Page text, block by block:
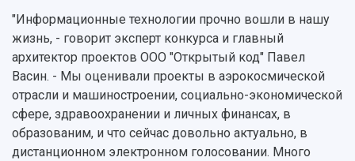
Фирменный стиль
Устойчивое развитие
Кампус
3D-тур по университету
Музеи
Учебный аэродром
Видеолекции
Противодействие COVID-19
Отчеты о научно-исследовательской
деятельности
Журналы Самарского университета
Научные конференции
Патенты
Публикации и издания
Отчеты о проведенных конференциях
"Информационные технологии прочно вошли в нашу
жизнь, - говорит эксперт конкурса и главный
архитектор проектов ООО "Открытый код" Павел
Васин. - Мы оценивали проекты в аэрокосмической
отрасли и машиностроении, социально-экономической
сфере, здравоохранении и личных финансах, в
образованим, и что сейчас довольно актуально, в
дистанционном электронном голосовании. Много